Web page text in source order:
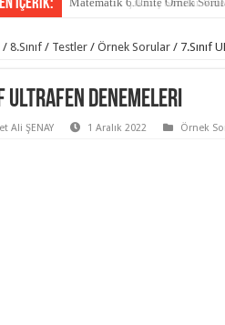
içerik:
/ 8.Sınıf / Testler / Örnek Sorular / 7.Sınıf
ULTRAFEN denemeleri
Ali ŞENAY 1 Aralık 2022 Örnek